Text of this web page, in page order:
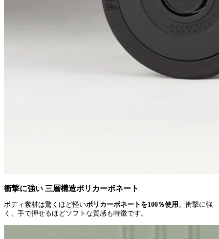
衝撃に強い 三層構造ポリカーボネート
ボディ素材は驚くほど軽いポリカーボネートを100％使用 。衝撃に強
く、手で押せるほどソフトな質感も特徴です。